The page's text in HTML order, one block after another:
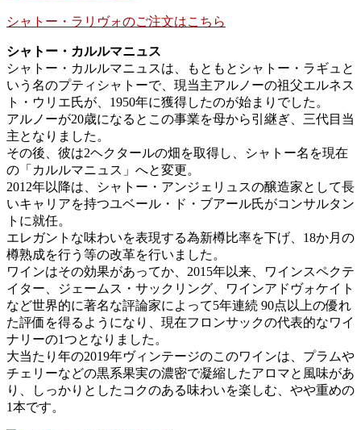
シャトー・ラリヴォのご注文はこちら
シャトー・カルルマニュス
シャトー・カルルマニュスは、もともとシャトー・ラギュと
いう名のプティシャトーで、現当主アルノーの祖父エルネス
ト・ウリエ氏が、1950年に獲得したのが始まりでした。
アルノーが20歳になるとこの事業を母から引継ぎ、三代目当
主となりました。
その後、彼は2ヘクタールの畑を取得し、シャトー名を現在
の「カルルマニュス」へと変更。
2012年以降は、シャトー・アンジェリュスの醸造家として長
いキャリアを持つユベール・ド・ブアール氏がコンサルタン
トに就任。
エレガントな味わいを表現する為新樽比率を下げ、18か月の
樽熟成を行う等の改革を行いました。
ワインはその効果があってか、2015年以来、ワインスペクテ
イター、ジェームス・サックリング、ワインアドヴォケイト
など世界的に著名な評論家によって5年連続 90点以上の優れ
た評価を得るようになり、現在フロンサックの代表的なワイ
ナリーの1つとなりました。
大当たり年の2019年ヴィンテージのこのワインは、プラムや
チェリーなどの黒系果実の濃密で凝縮したアロマと風味があ
り、しっかりとしたコクのある味わいを楽しむ、やや重めの
1本です。